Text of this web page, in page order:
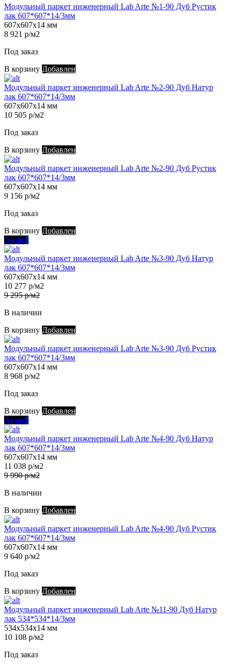
Модульный паркет инженерный Lab Arte №1-90 Дуб Рустик
лак 607*607*14/3мм
607х607х14 мм
8 921 р/м2
Под заказ
В корзину Добавлен
Модульный паркет инженерный Lab Arte №2-90 Дуб Натур
лак 607*607*14/3мм
607х607х14 мм
10 505 р/м2
Под заказ
В корзину Добавлен
Модульный паркет инженерный Lab Arte №2-90 Дуб Рустик
лак 607*607*14/3мм
607х607х14 мм
9 156 р/м2
Под заказ
В корзину Добавлен
Акция
Модульный паркет инженерный Lab Arte №3-90 Дуб Натур
лак 607*607*14/3мм
607х607х14 мм
10 277 р/м2
9 295 р/м2
В наличии
В корзину Добавлен
Модульный паркет инженерный Lab Arte №3-90 Дуб Рустик
лак 607*607*14/3мм
607х607х14 мм
8 968 р/м2
Под заказ
В корзину Добавлен
Акция
Модульный паркет инженерный Lab Arte №4-90 Дуб Натур
лак 607*607*14/3мм
607х607х14 мм
11 038 р/м2
9 990 р/м2
В наличии
В корзину Добавлен
Модульный паркет инженерный Lab Arte №4-90 Дуб Рустик
лак 607*607*14/3мм
607х607х14 мм
9 640 р/м2
Под заказ
В корзину Добавлен
Модульный паркет инженерный Lab Arte №11-90 Дуб Натур
лак 534*534*14/3мм
534х534х14 мм
10 108 р/м2
Под заказ